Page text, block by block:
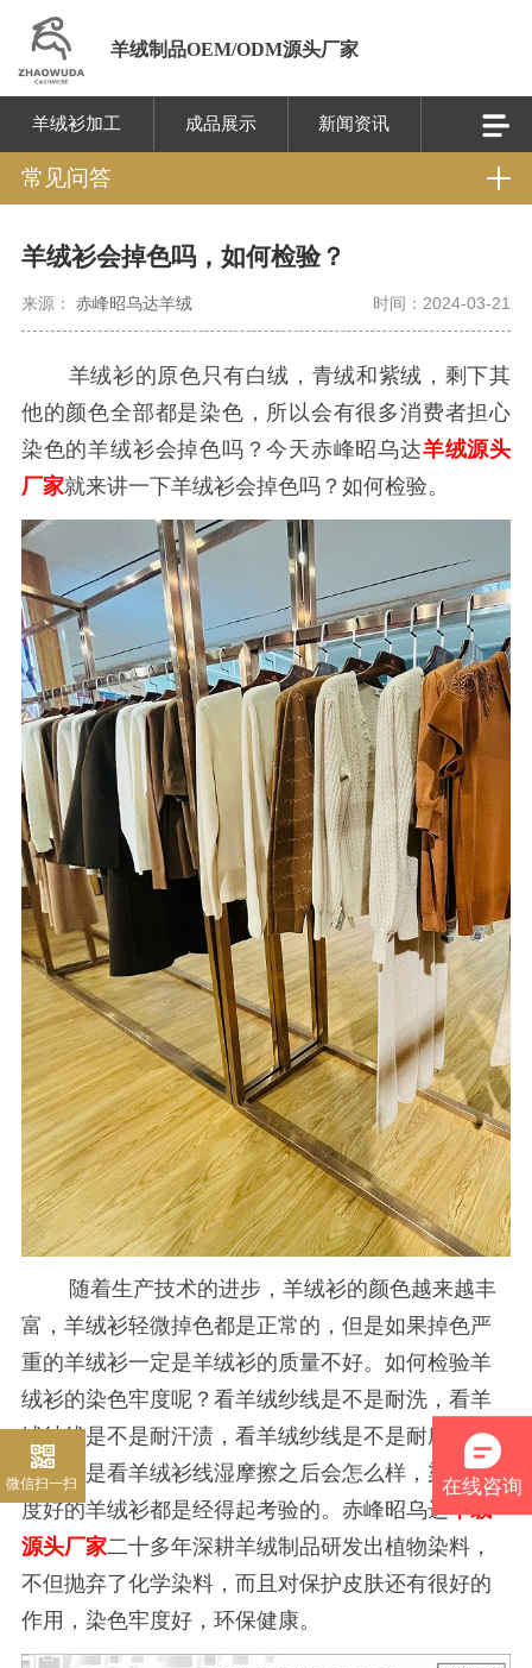
羊绒制品OEM/ODM源头厂家
羊绒衫加工 成品展示 新闻资讯
常见问答
羊绒衫会掉色吗，如何检验？
来源： 赤峰昭乌达羊绒 时间：2024-03-21
羊绒衫的原色只有白绒，青绒和紫绒，剩下其
他的颜色全部都是染色，所以会有很多消费者担心
染色的羊绒衫会掉色吗？今天赤峰昭乌达羊绒源头
厂家就来讲一下羊绒衫会掉色吗？如何检验。
随着生产技术的进步，羊绒衫的颜色越来越丰
富，羊绒衫轻微掉色都是正常的，但是如果掉色严
重的羊绒衫一定是羊绒衫的质量不好。如何检验羊
绒衫的染色牢度呢？看羊绒纱线是不是耐洗，看羊
绒纱线是不是耐汗渍，看羊绒纱线是不是耐摩擦，
还有就是看羊绒衫线湿摩擦之后会怎么样，染色牢
度好的羊绒衫都是经得起考验的。赤峰昭乌达羊绒
源头厂家二十多年深耕羊绒制品研发出植物染料，
不但抛弃了化学染料，而且对保护皮肤还有很好的
作用，染色牢度好，环保健康。
微信扫一扫 在线咨询